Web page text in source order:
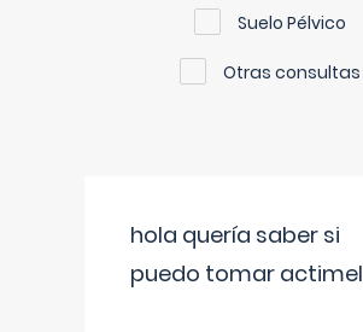
Suelo Pélvico
Otras consultas
hola quería saber si
puedo tomar actimel